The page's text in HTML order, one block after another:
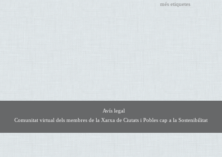
més etiquetes
Avís legal
Comunitat virtual dels membres de la Xarxa de Ciutats i Pobles cap a la Sostenibilitat